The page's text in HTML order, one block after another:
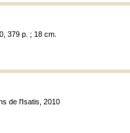
379 p. ; 18 cm.
de l'Isatis, 2010